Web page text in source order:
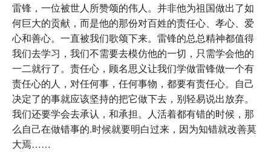
雷锋，一位被世人所赞颂的伟人。并非他为祖国做出了如
何巨大的贡献，而是他的那份对百姓的责任心、孝心、爱
心和善心。一直被我们歌颂下来。雷锋的总总精神都值得
我们去学习，我们不需要去模仿他的一切，只需学会他的
一二就行了。责任心，顾名思义让我们学做雷锋做一个有
责任心的人，对任何事，任何事物，都要有责任心。自己
决定了的事就应该坚持的把它做下去，别轻易说出放弃。
我们还要学会去承认，和承担。人活着都有错的时候，那
么自己在做错事的.时候就要明白过来，因为知错就改善莫
大焉……